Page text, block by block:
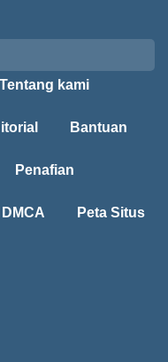
Tentang kami
Bantuan
Penafian
DMCA Peta Situs